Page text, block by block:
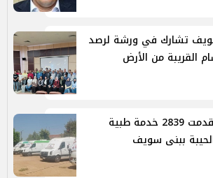
تشارك في ورشة لرصد
القريبة من الأرض
قافلة مجانية قدمت 2839 خدمة طبية
ببنى سويف